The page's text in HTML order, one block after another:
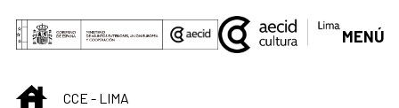
Saltar al contenido principal
MENÚ
INICIOCCE - LIMA